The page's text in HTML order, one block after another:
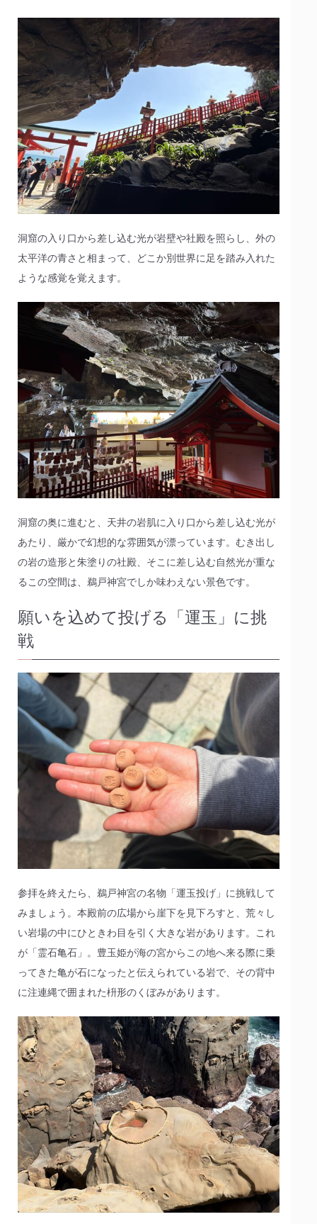
洞窟の入り口から差し込む光が岩壁や社殿を照らし、外の
太平洋の青さと相まって、どこか別世界に足を踏み入れた
ような感覚を覚えます。
洞窟の奥に進むと、天井の岩肌に入り口から差し込む光が
あたり、厳かで幻想的な雰囲気が漂っています。むき出し
の岩の造形と朱塗りの社殿、そこに差し込む自然光が重な
るこの空間は、鵜戸神宮でしか味わえない景色です。
願いを込めて投げる「運玉」に挑
戦
参拝を終えたら、鵜戸神宮の名物「運玉投げ」に挑戦して
みましょう。本殿前の広場から崖下を見下ろすと、荒々し
い岩場の中にひときわ目を引く大きな岩があります。これ
が「霊石亀石」。豊玉姫が海の宮からこの地へ来る際に乗
ってきた亀が石になったと伝えられている岩で、その背中
に注連縄で囲まれた枡形のくぼみがあります。